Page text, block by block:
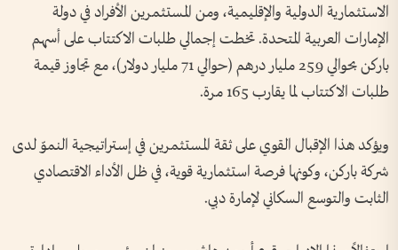
الاستثمارية الدولية والإقليمية، ومن المستثمرين الأفراد في دولة
الإمارات العربية المتحدة. تخطت إجمالي طلبات الاكتتاب على أسهم
باركن بحوالي 259 مليار درهم (حوالي 71 مليار دولار)، مع تجاوز قيمة
طلبات الاكتتاب لما يقارب 165 مرة.
ويؤكد هذا الإقبال القوي على ثقة المستثمرين في إستراتيجية النموّ لدى
شركة باركن، وكونها فرصة استثمارية قوية، في ظل الأداء الاقتصادي
الثابت والتوسع السكاني لإمارة دبي.